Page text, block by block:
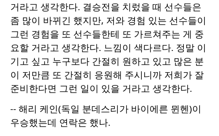
거라고 생각한다. 결승전을 치렀을 때 선수들은
좀 많이 바뀌긴 했지만, 저와 경험 있는 선수들이
그런 경험을 또 선수들한테 또 가르쳐주는 게 중
요할 거라고 생각한다. 느낌이 색다르다. 정말 이
기고 싶고 누구보다 간절히 원하고 있고 많은 분
이 저만큼 또 간절히 응원해 주시니까 저희가 잘
준비한다면 그런 일이 있을 거라고 생각한다.
-- 해리 케인(독일 분데스리가 바이에른 뮌헨)이
우승했는데 연락은 했나.